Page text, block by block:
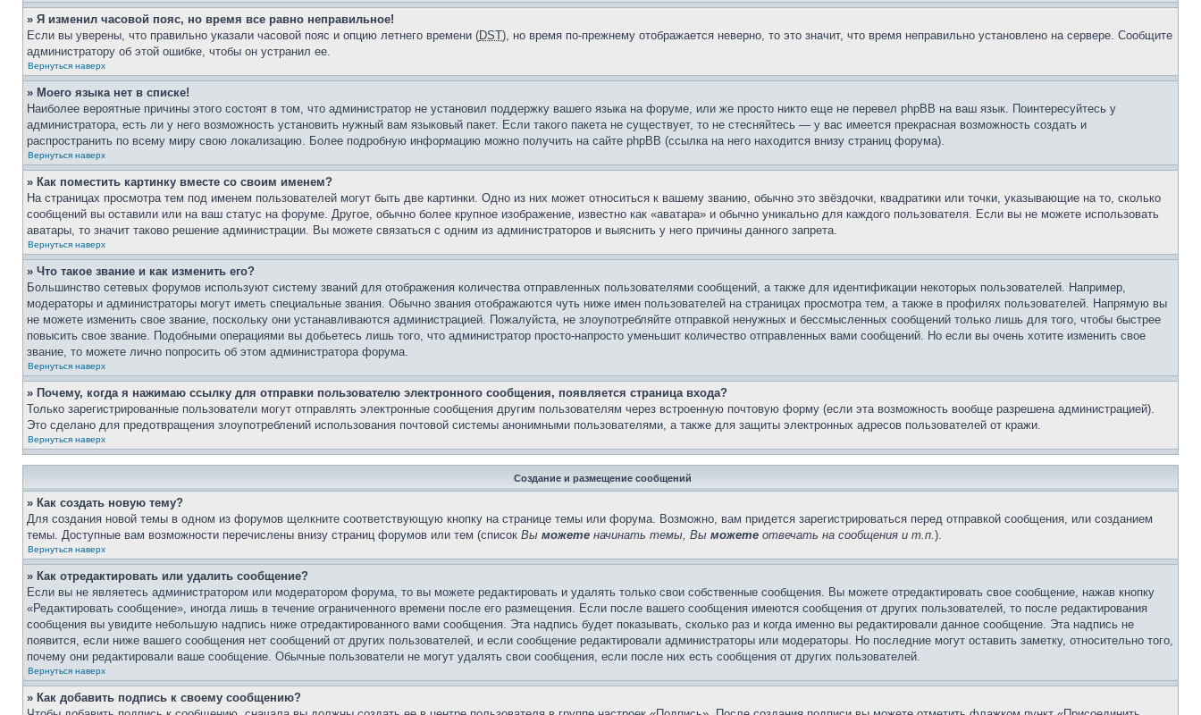
» Я изменил часовой пояс, но время все равно неправильное!
Если вы уверены, что правильно указали часовой пояс и опцию летнего времени (DST), но время по-прежнему отображается неверно, то это значит, что время неправильно установлено на сервере. Сообщите
администратору об этой ошибке, чтобы он устранил ее.
Вернуться наверх
» Моего языка нет в списке!
Наиболее вероятные причины этого состоят в том, что администратор не установил поддержку вашего языка на форуме, или же просто никто еще не перевел phpBB на ваш язык. Поинтересуйтесь у
администратора, есть ли у него возможность установить нужный вам языковый пакет. Если такого пакета не существует, то не стесняйтесь — у вас имеется прекрасная возможность создать и
распространить по всему миру свою локализацию. Более подробную информацию можно получить на сайте phpBB (ссылка на него находится внизу страниц форума).
Вернуться наверх
» Как поместить картинку вместе со своим именем?
На страницах просмотра тем под именем пользователей могут быть две картинки. Одно из них может относиться к вашему званию, обычно это звёздочки, квадратики или точки, указывающие на то, сколько
сообщений вы оставили или на ваш статус на форуме. Другое, обычно более крупное изображение, известно как «аватара» и обычно уникально для каждого пользователя. Если вы не можете использовать
аватары, то значит таково решение администрации. Вы можете связаться с одним из администраторов и выяснить у него причины данного запрета.
Вернуться наверх
» Что такое звание и как изменить его?
Большинство сетевых форумов используют систему званий для отображения количества отправленных пользователями сообщений, а также для идентификации некоторых пользователей. Например,
модераторы и администраторы могут иметь специальные звания. Обычно звания отображаются чуть ниже имен пользователей на страницах просмотра тем, а также в профилях пользователей. Напрямую вы
не можете изменить свое звание, поскольку они устанавливаются администрацией. Пожалуйста, не злоупотребляйте отправкой ненужных и бессмысленных сообщений только лишь для того, чтобы быстрее
повысить свое звание. Подобными операциями вы добьетесь лишь того, что администратор просто-напросто уменьшит количество отправленных вами сообщений. Но если вы очень хотите изменить свое
звание, то можете лично попросить об этом администратора форума.
Вернуться наверх
» Почему, когда я нажимаю ссылку для отправки пользователю электронного сообщения, появляется страница входа?
Только зарегистрированные пользователи могут отправлять электронные сообщения другим пользователям через встроенную почтовую форму (если эта возможность вообще разрешена администрацией).
Это сделано для предотвращения злоупотреблений использования почтовой системы анонимными пользователями, а также для защиты электронных адресов пользователей от кражи.
Вернуться наверх
Создание и размещение сообщений
» Как создать новую тему?
Для создания новой темы в одном из форумов щелкните соответствующую кнопку на странице темы или форума. Возможно, вам придется зарегистрироваться перед отправкой сообщения, или созданием
темы. Доступные вам возможности перечислены внизу страниц форумов или тем (список Вы можете начинать темы, Вы можете отвечать на сообщения и т.п.).
Вернуться наверх
» Как отредактировать или удалить сообщение?
Если вы не являетесь администратором или модератором форума, то вы можете редактировать и удалять только свои собственные сообщения. Вы можете отредактировать свое сообщение, нажав кнопку
«Редактировать сообщение», иногда лишь в течение ограниченного времени после его размещения. Если после вашего сообщения имеются сообщения от других пользователей, то после редактирования
сообщения вы увидите небольшую надпись ниже отредактированного вами сообщения. Эта надпись будет показывать, сколько раз и когда именно вы редактировали данное сообщение. Эта надпись не
появится, если ниже вашего сообщения нет сообщений от других пользователей, и если сообщение редактировали администраторы или модераторы. Но последние могут оставить заметку, относительно того,
почему они редактировали ваше сообщение. Обычные пользователи не могут удалять свои сообщения, если после них есть сообщения от других пользователей.
Вернуться наверх
» Как добавить подпись к своему сообщению?